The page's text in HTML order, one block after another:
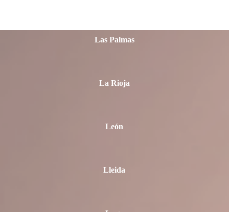
Las Palmas
La Rioja
León
Lleida